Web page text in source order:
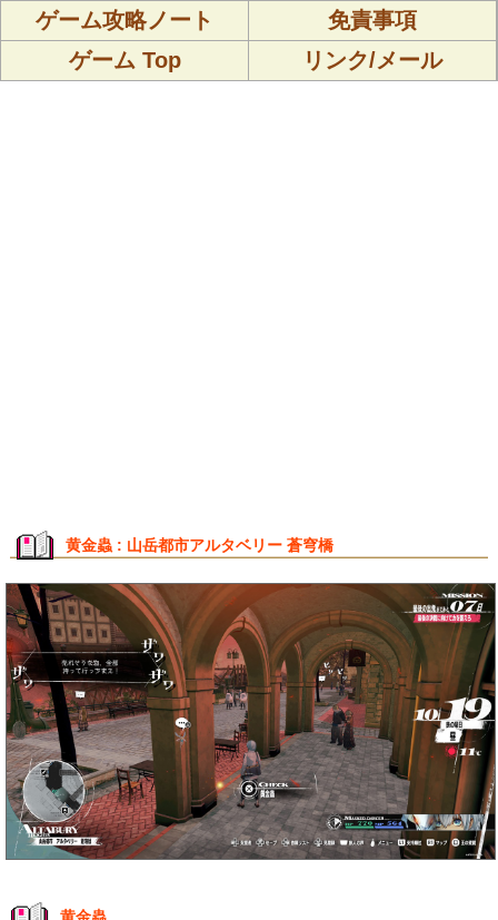
ゲーム攻略ノート
免責事項
ゲーム Top
リンク/メール
黄金蟲 : 山岳都市アルタベリー 蒼穹橋